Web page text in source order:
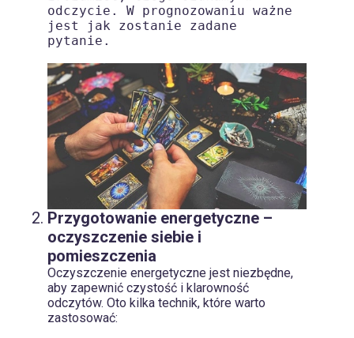
odczycie. W prognozowaniu ważne
jest jak zostanie zadane
pytanie.
Przygotowanie energetyczne –
oczyszczenie siebie i
pomieszczenia
Oczyszczenie energetyczne jest niezbędne,
aby zapewnić czystość i klarowność
odczytów. Oto kilka technik, które warto
zastosować: